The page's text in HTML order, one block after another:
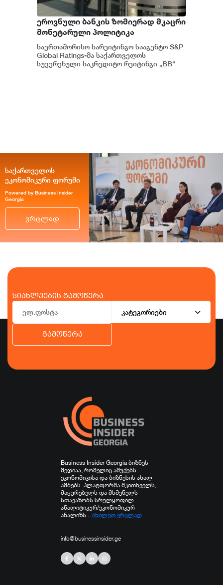
ეროვნული ბანკის ზომიერად მკაცრი
მონეტარული პოლიტიკა
ინფლაციური მოლოდინების
სათანადო დონეზე შენარჩუნებას
უწყობს ხელს - S&P Global Ratings
საერთაშორისო სარეიტინგო სააგენტო S&P
Global Ratings-მა საქართველოს
სუვერენული საკრედიტო რეიტინგი „BB“
საქართველოს
ეკონომიკური ფორუმი
Powered by Business Insider
Georgia
ვრცლად
სიახლეების გამოწერა
კატეგორიები
გამოწერა
Business Insider Georgia ბიზნეს
მედიაა, რომელიც აშუქებს
ეკონომიკისა და ბიზნესის ახალ
ამბებს. პლატფორმა მკითხველს,
მაყურებელს და მსმენელს
სთავაზობს სრულყოფილ
ანალიტიკურ/ეკონომიკურ
ანალიზს... იხილეთ ვრცლად
info@businessinsider.ge